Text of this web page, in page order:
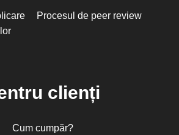
Procesul de peer review
clienți
Cum cumpăr?